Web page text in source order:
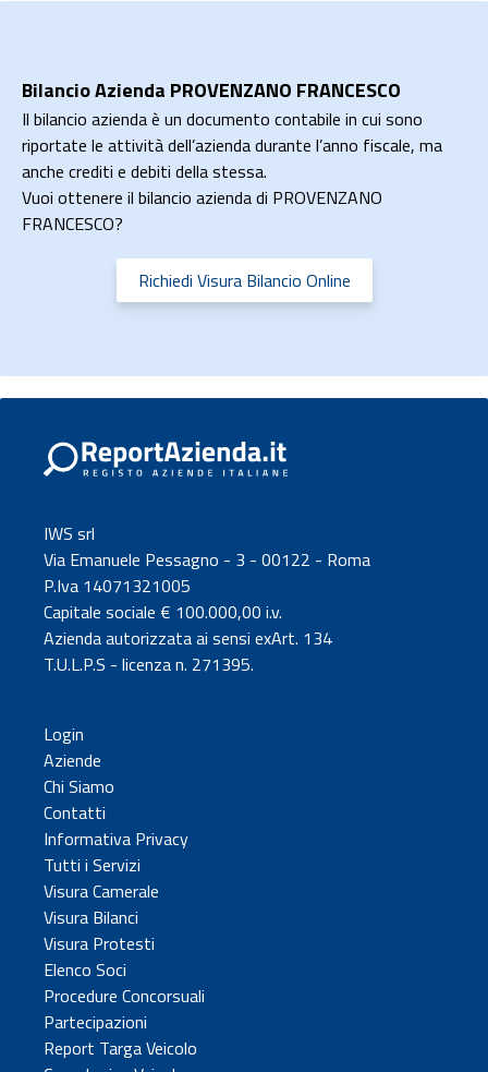
Bilancio Azienda PROVENZANO FRANCESCO
Il bilancio azienda è un documento contabile in cui sono
riportate le attività dell’azienda durante l’anno fiscale, ma
anche crediti e debiti della stessa.
Vuoi ottenere il bilancio azienda di PROVENZANO
FRANCESCO?
Richiedi Visura Bilancio Online
IWS srl
Via Emanuele Pessagno - 3 - 00122 - Roma
P.Iva 14071321005
Capitale sociale € 100.000,00 i.v.
Azienda autorizzata ai sensi exArt. 134
T.U.L.P.S - licenza n. 271395.
Login
Aziende
Chi Siamo
Contatti
Informativa Privacy
Tutti i Servizi
Visura Camerale
Visura Bilanci
Visura Protesti
Elenco Soci
Procedure Concorsuali
Partecipazioni
Report Targa Veicolo